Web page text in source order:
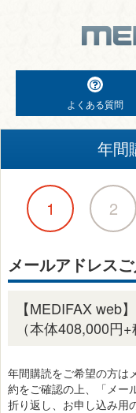
よくある質問
年間
1 2
メールアドレス
【MEDIFAX web
（本体408,000円
年間購読をご希望の方は
約をご確認の上、「メー
折り返し、お申し込み用